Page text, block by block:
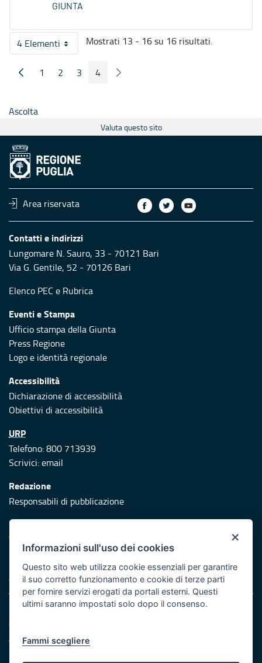
GIUNTA
4 ElementiPer pagina
Mostrati 13 - 16 su 16 risultati.
Pagina Precedente
Pagina
1 Pagina
2 Pagina
3 Pagina
4 Pagina Seguente
Ascolta
Valuta questo sito
Area riservata
Contatti e indirizzi
Lungomare N. Sauro, 33 - 70121 Bari
Via G. Gentile, 52 - 70126 Bari
Elenco PEC e Rubrica
Eventi e Stampa
Ufficio stampa della Giunta
Press Regione
Logo e identità regionale
Accessibilità
Dichiarazione di accessibilità
Obiettivi di accessibilità
URP
Telefono: 800 713939
Scrivici:email
Redazione
Responsabili di pubblicazione
Protezione civile
Vai al sito di Protezione Civile Puglia
Iniziativa finanziata con risorse del POR Puglia 2014/2020 -
Asse XI
Note legali
Cookie e privacy
Atti di notifica
×
Informazioni sull'uso dei cookies
Questo sito web utilizza cookie essenziali per garantire
il suo corretto funzionamento e cookie di terze parti
per fornire servizi erogati da portali esterni. Questi
ultimi saranno impostati solo dopo il consenso.
Fammi scegliere